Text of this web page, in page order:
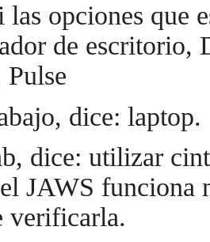
las opciones que
de escritorio,
dice: laptop.
dice: utilizar
JAWS funciona
verificarla.